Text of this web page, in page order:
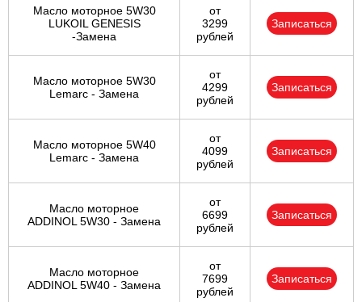
Масло моторное 5W30
LUKOIL GENESIS
-Замена
от
3299
рублей
Записаться
Масло моторное 5W30
Lemarc - Замена
от
4299
рублей
Записаться
Масло моторное 5W40
Lemarc - Замена
от
4099
рублей
Записаться
Масло моторное
ADDINOL 5W30 - Замена
от
6699
рублей
Записаться
Масло моторное
ADDINOL 5W40 - Замена
от
7699
рублей
Записаться